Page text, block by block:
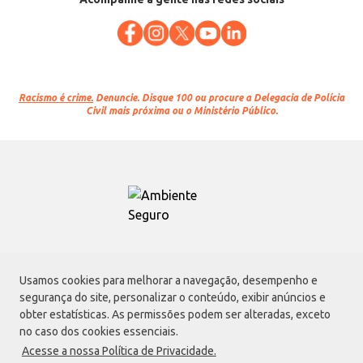
Usamos cookies para melhorar a navegação, desempenho e
segurança do site, personalizar o conteúdo, exibir anúncios e
obter estatísticas. As permissões podem ser alteradas, exceto
no caso dos cookies essenciais.
Acesse a nossa Política de Privacidade.
Racismo é crime. Denuncie. Disque 100 ou procure a Delegacia de Polícia
Civil mais próxima ou o Ministério Público.
Atacadão S.A.
Avenida Morvan Dias de Figueiredo, 6169, Vila Maria, São Paulo - SP | CEP
02170-901 | CNPJ: 75.315.333/0001-09
Envio de documentos administrativos e jurídicos:
02170-901